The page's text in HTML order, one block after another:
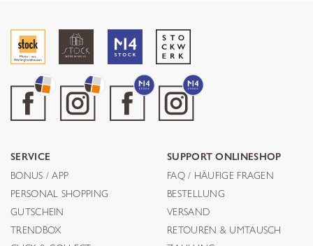
SERVICE
BONUS / APP
PERSONAL SHOPPING
GUTSCHEIN
TRENDBOX
SUPPORT ONLINESHOP
FAQ / HÄUFIGE FRAGEN
BESTELLUNG
VERSAND
RETOUREN & UMTAUSCH